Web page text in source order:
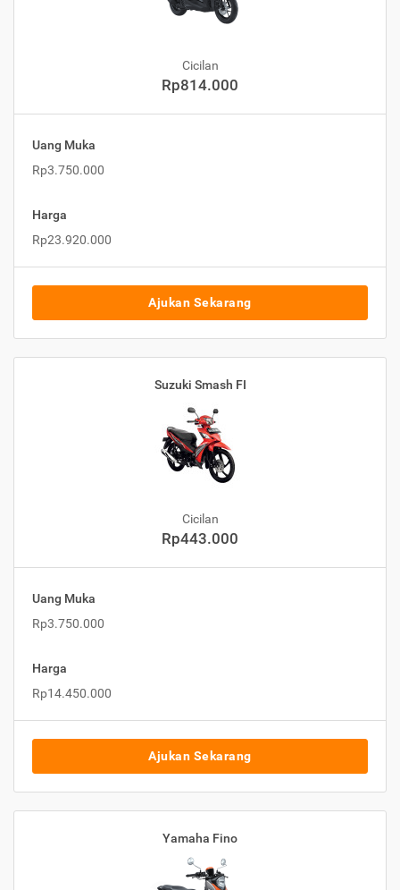
Cicilan
Rp814.000
Uang Muka
Rp3.750.000
Harga
Rp23.920.000
Ajukan Sekarang
Suzuki Smash FI
Cicilan
Rp443.000
Uang Muka
Rp3.750.000
Harga
Rp14.450.000
Ajukan Sekarang
Yamaha Fino